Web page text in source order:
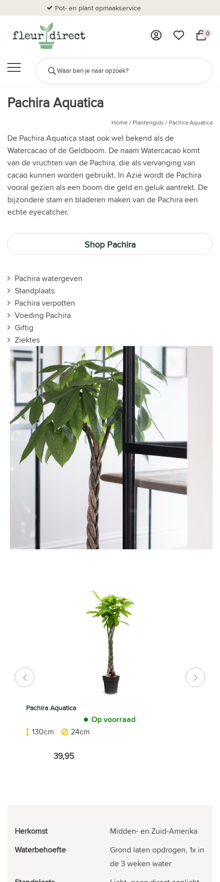
Pot- en plant opmaakservice
0
Pachira Aquatica
Home/ Plantengids / Pachira Aquatica
De Pachira Aquatica staat ook wel bekend als de
Watercacao of de Geldboom. De naam Watercacao komt
van de vruchten van de Pachira, die als vervanging van
cacao kunnen worden gebruikt. In Azië wordt de Pachira
vooral gezien als een boom die geld en geluk aantrekt. De
bijzondere stam en bladeren maken van de Pachira een
echte eyecatcher.
Shop Pachira
Pachira watergeven
Standplaats
Pachira verpotten
Voeding Pachira
Giftig
Ziektes
Pachira Aquatica
Op voorraad
130cm
24cm
39,95
Herkomst
Midden- en Zuid-Amerika
Waterbehoefte
Grond laten opdrogen, 1x in
de 3 weken water